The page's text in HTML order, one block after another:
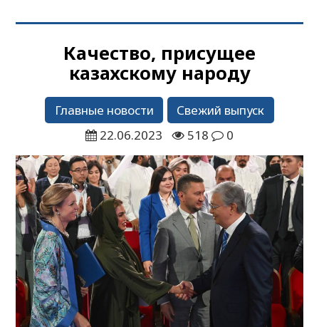
Качество, присущее
казахскому народу
Главные новости
Свежий выпуск
22.06.2023
518 0